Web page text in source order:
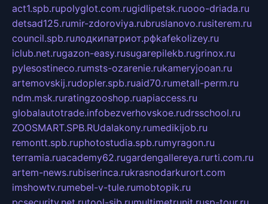
act1.spb.rupolyglot.com.rugidlipetsk.ruooo-driada.ru
detsad125.rumir-zdoroviya.rubruslanovo.rusiterem.ru
council.spb.ruлодкипатриот.рфkafekolizey.ru
iclub.net.rugazon-easy.rusugarepilekb.rugrinox.ru
pylesostineco.rumsts-ozarenie.rukameryjooan.ru
artemovskij.rudopler.spb.ruaid70.rumetall-perm.ru
ndm.msk.ruratingzooshop.ruapiaccess.ru
globalautotrade.infobezverhovskoe.rudrsschool.ru
ZOOSMART.SPB.RUdalakony.rumedikijob.ru
remontt.spb.ruphotostudia.spb.rumyragon.ru
terramia.ruacademy62.rugardengallereya.rurti.com.ru
artem-news.rubiserinca.rukrasnodarkurort.com
imshowtv.rumebel-v-tule.rumobtopik.ru